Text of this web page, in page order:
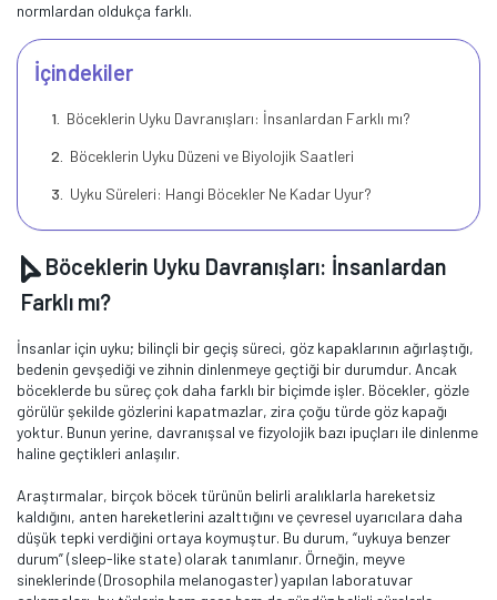
normlardan oldukça farklı.
İçindekiler
Böceklerin Uyku Davranışları: İnsanlardan Farklı mı?
Böceklerin Uyku Düzeni ve Biyolojik Saatleri
Uyku Süreleri: Hangi Böcekler Ne Kadar Uyur?
Böceklerin Uyku Davranışları: İnsanlardan
Farklı mı?
İnsanlar için uyku; bilinçli bir geçiş süreci, göz kapaklarının ağırlaştığı,
bedenin gevşediği ve zihnin dinlenmeye geçtiği bir durumdur. Ancak
böceklerde bu süreç çok daha farklı bir biçimde işler. Böcekler, gözle
görülür şekilde gözlerini kapatmazlar, zira çoğu türde göz kapağı
yoktur. Bunun yerine, davranışsal ve fizyolojik bazı ipuçları ile dinlenme
haline geçtikleri anlaşılır.
Araştırmalar, birçok böcek türünün belirli aralıklarla hareketsiz
kaldığını, anten hareketlerini azalttığını ve çevresel uyarıcılara daha
düşük tepki verdiğini ortaya koymuştur. Bu durum, “uykuya benzer
durum” (sleep-like state) olarak tanımlanır. Örneğin, meyve
sineklerinde (Drosophila melanogaster) yapılan laboratuvar